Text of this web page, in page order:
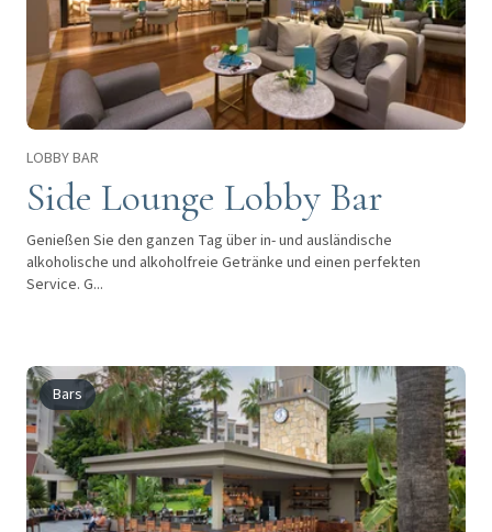
LOBBY BAR
Side Lounge Lobby Bar
Genießen Sie den ganzen Tag über in- und ausländische
alkoholische und alkoholfreie Getränke und einen perfekten
Service. G...
Bars